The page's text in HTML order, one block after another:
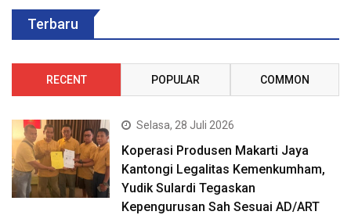
Terbaru
RECENT POPULAR COMMON
Selasa, 28 Juli 2026
Koperasi Produsen Makarti Jaya
Kantongi Legalitas Kemenkumham,
Yudik Sulardi Tegaskan
Kepengurusan Sah Sesuai AD/ART